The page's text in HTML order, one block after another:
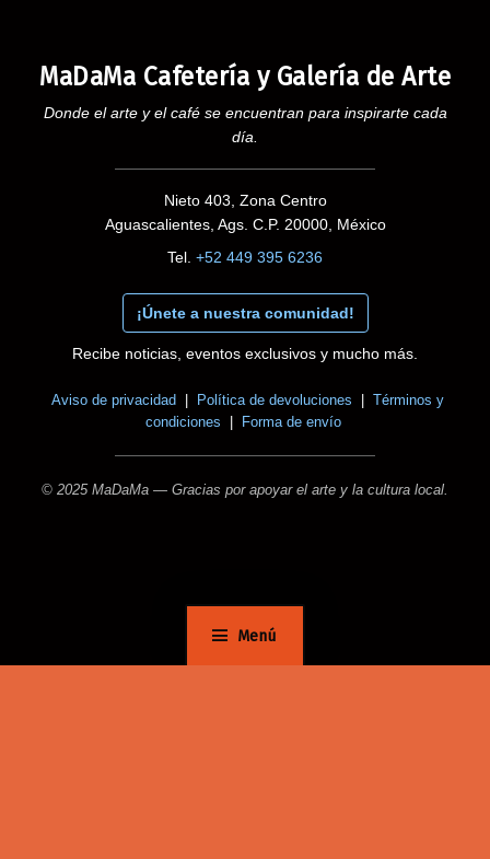
Menú
MaDaMa Cafetería y Galería de Arte
Donde el arte y el café se encuentran para inspirarte cada
día.
Nieto 403, Zona Centro
Aguascalientes, Ags. C.P. 20000, México
Tel. +52 449 395 6236
¡Únete a nuestra comunidad!
Recibe noticias, eventos exclusivos y mucho más.
Aviso de privacidad Política de devoluciones
Términos y
condiciones
Forma de envío
© 2025 MaDaMa — Gracias por apoyar el arte y la cultura local.